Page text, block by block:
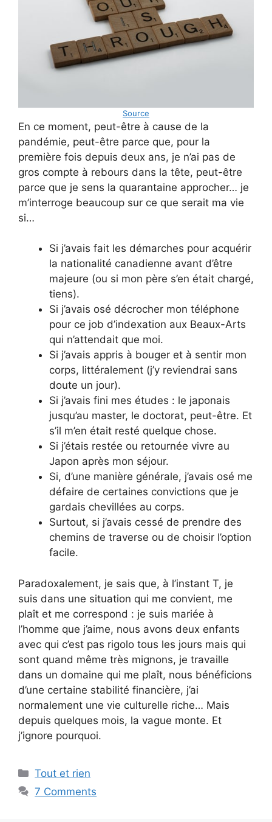
Source
En ce moment, peut-être à cause de la
pandémie, peut-être parce que, pour la
première fois depuis deux ans, je n’ai pas de
gros compte à rebours dans la tête, peut-être
parce que je sens la quarantaine approcher… je
m’interroge beaucoup sur ce que serait ma vie
si…
Si j’avais fait les démarches pour acquérir
la nationalité canadienne avant d’être
majeure (ou si mon père s’en était chargé,
tiens).
Si j’avais osé décrocher mon téléphone
pour ce job d’indexation aux Beaux-Arts
qui n’attendait que moi.
Si j’avais appris à bouger et à sentir mon
corps, littéralement (j’y reviendrai sans
doute un jour).
Si j’avais fini mes études : le japonais
jusqu’au master, le doctorat, peut-être. Et
s’il m’en était resté quelque chose.
Si j’étais restée ou retournée vivre au
Japon après mon séjour.
Si, d’une manière générale, j’avais osé me
défaire de certaines convictions que je
gardais chevillées au corps.
Surtout, si j’avais cessé de prendre des
chemins de traverse ou de choisir l’option
facile.
Paradoxalement, je sais que, à l’instant T, je
suis dans une situation qui me convient, me
plaît et me correspond : je suis mariée à
l’homme que j’aime, nous avons deux enfants
avec qui c’est pas rigolo tous les jours mais qui
sont quand même très mignons, je travaille
dans un domaine qui me plaît, nous bénéficions
d’une certaine stabilité financière, j’ai
normalement une vie culturelle riche… Mais
depuis quelques mois, la vague monte. Et
j’ignore pourquoi.
Categories
Tout et rien
7 Comments